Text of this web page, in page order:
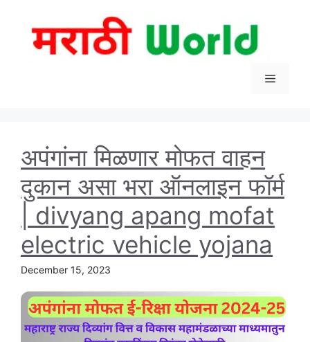
content
Menu
अपंगांना मिळणार मोफत वाहन
दुकान असा भरा ऑनलाइन फॉर्म
| divyang apang mofat
electric vehicle yojana
December 15, 2023